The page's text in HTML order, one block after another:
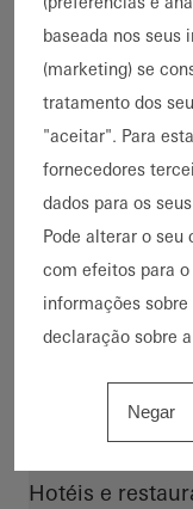
Destaque
Acessibilidade
Ampliação de
Proteção
Proteção
BREEAM
Tipo de
Saúde
Escritórios e
Habitação
Bairros e
Hotéis e
baseada nos seus
(marketing) se
tratamento dos
"aceitar". Para
fornecedores
dados para os
Pode alterar o seu
com efeitos para
informações
declaração sobre
Negar